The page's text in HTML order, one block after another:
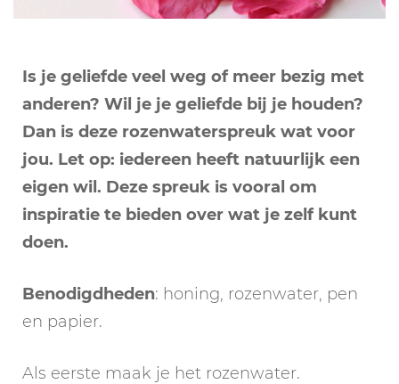
Is je geliefde veel weg of meer bezig met
anderen? Wil je je geliefde bij je houden?
Dan is deze rozenwaterspreuk wat voor
jou. Let op: iedereen heeft natuurlijk een
eigen wil. Deze spreuk is vooral om
inspiratie te bieden over wat je zelf kunt
doen.
Benodigdheden: honing, rozenwater, pen
en papier.
Als eerste maak je het rozenwater.